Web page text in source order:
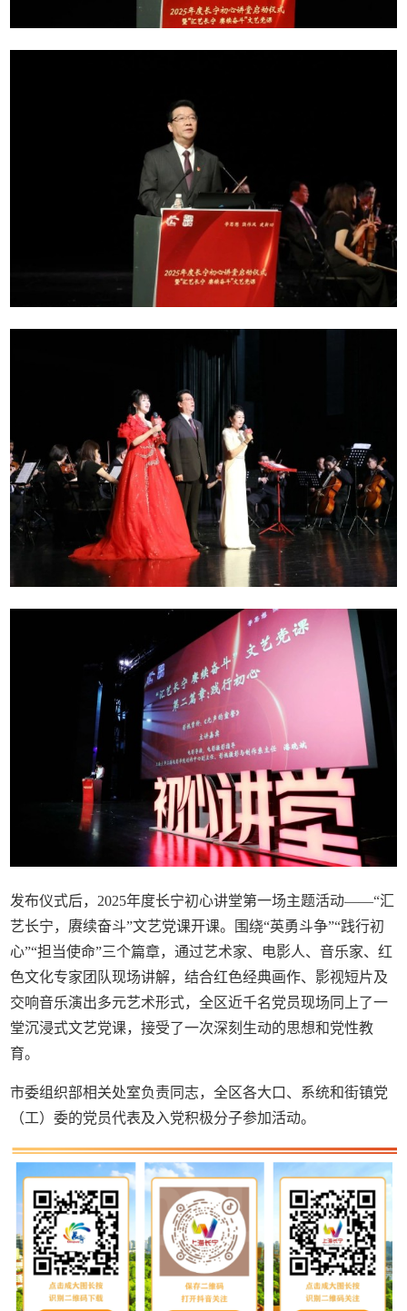
发布仪式后，2025年度长宁初心讲堂第一场主题活动——“汇
艺长宁，赓续奋斗”文艺党课开课。围绕“英勇斗争”“践行初
心”“担当使命”三个篇章，通过艺术家、电影人、音乐家、红
色文化专家团队现场讲解，结合红色经典画作、影视短片及
交响音乐演出多元艺术形式，全区近千名党员现场同上了一
堂沉浸式文艺党课，接受了一次深刻生动的思想和党性教
育。
市委组织部相关处室负责同志，全区各大口、系统和街镇党
（工）委的党员代表及入党积极分子参加活动。